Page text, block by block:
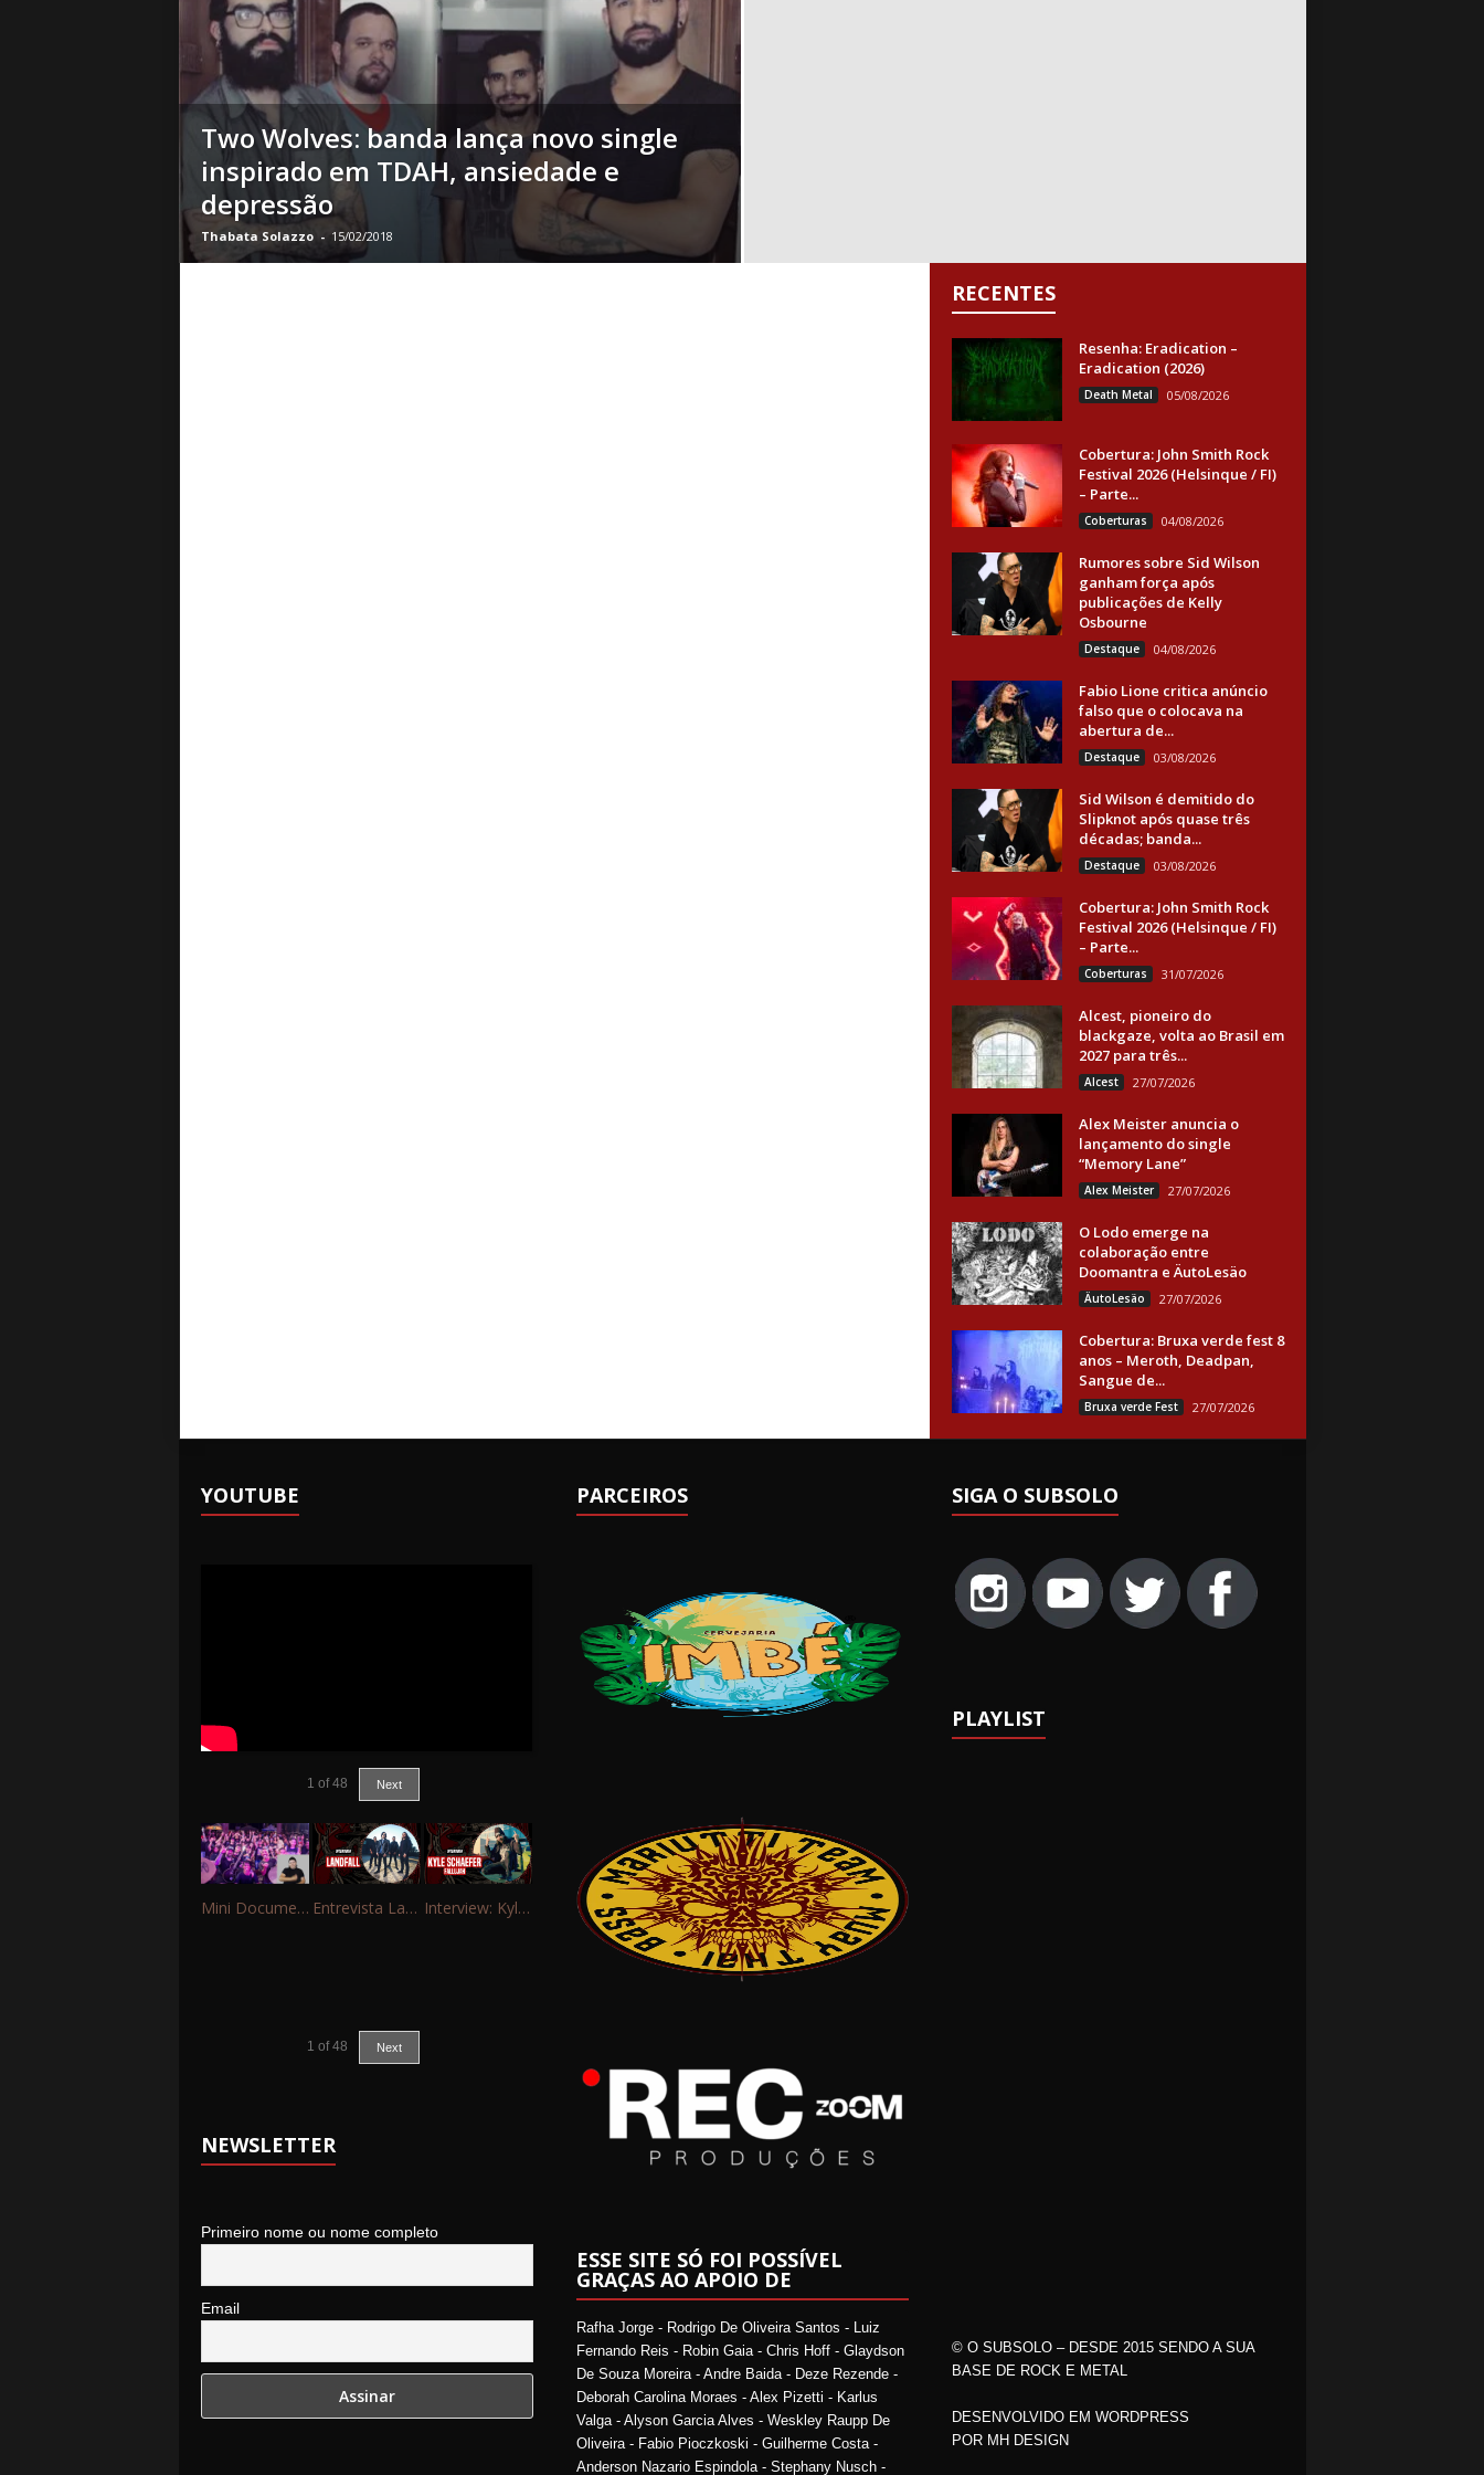
a
s
Two Wolves: banda lança novo single
inspirado em TDAH, ansiedade e
depressão
Thabata Solazzo - 15/02/2018
RECENTES
Resenha: Eradication –
Eradication (2026)
Death Metal 05/08/2026
Cobertura: John Smith Rock
Festival 2026 (Helsinque / FI)
– Parte...
Coberturas 04/08/2026
Rumores sobre Sid Wilson
ganham força após
publicações de Kelly
Osbourne
Destaque 04/08/2026
Fabio Lione critica anúncio
falso que o colocava na
abertura de...
Destaque 03/08/2026
Sid Wilson é demitido do
Slipknot após quase três
décadas; banda...
Destaque 03/08/2026
Cobertura: John Smith Rock
Festival 2026 (Helsinque / FI)
– Parte...
Coberturas 31/07/2026
Alcest, pioneiro do
blackgaze, volta ao Brasil em
2027 para três...
Alcest 27/07/2026
Alex Meister anuncia o
lançamento do single
“Memory Lane”
Alex Meister 27/07/2026
O Lodo emerge na
colaboração entre
Doomantra e ÄutoLesäo
ÄutoLesäo 27/07/2026
Cobertura: Bruxa verde fest 8
anos – Meroth, Deadpan,
Sangue de...
Bruxa verde Fest 27/07/2026
YOUTUBE
1 of 48 Next
Mini Documentário – 10 Anos de Portinho Rock Entrevista Landfall Interview: Kyle Schaefer (Fallujah)
1 of 48 Next
NEWSLETTER
Primeiro nome ou nome completo
Email
PARCEIROS
ESSE SITE SÓ FOI POSSÍVEL
GRAÇAS AO APOIO DE
Rafha Jorge - Rodrigo De Oliveira Santos - Luiz
Fernando Reis - Robin Gaia - Chris Hoff - Glaydson
De Souza Moreira - Andre Baida - Deze Rezende -
Deborah Carolina Moraes - Alex Pizetti - Karlus
Valga - Alyson Garcia Alves - Weskley Raupp De
Oliveira - Fabio Pioczkoski - Guilherme Costa -
Anderson Nazario Espindola - Stephany Nusch -
SIGA O SUBSOLO
PLAYLIST
© O SUBSOLO – DESDE 2015 SENDO A SUA
BASE DE ROCK E METAL
DESENVOLVIDO EM WORDPRESS
POR MH DESIGN